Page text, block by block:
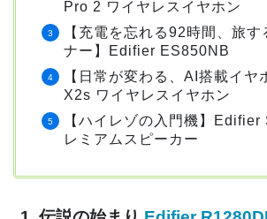
Pro 2 ワイヤレスイヤホン
【充電を忘れる92時間、旅す
ナー】Edifier ES850NB
【日常が変わる、AI搭載イ
X2s ワイヤレスイヤホン
【ハイレゾの入門機】
レミアムスピーカー